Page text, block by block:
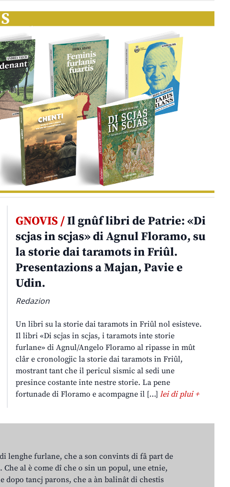
GNOVIS /Il gnûf libri de Patrie: «Di
scjas in scjas» di Agnul Floramo, su
la storie dai taramots in Friûl.
Presentazions a Majan, Pavie e
Udin.
Redazion
Un libri su la storie dai taramots in Friûl nol esisteve.
Il libri «Di scjas in scjas, i taramots inte storie
furlane» di Agnul/Angelo Floramo al ripasse in mût
clâr e cronologjic la storie dai taramots in Friûl,
mostrant tant che il pericul sismic al sedi une
presince costante inte nestre storie. La pene
fortunade di Floramo e acompagne il […]lei di plui +
lenghe furlane, che a son convints di fâ part de
al è come dî che o sin un popul, une etnie,
dopo tancj parons, che a àn balinât di chestis